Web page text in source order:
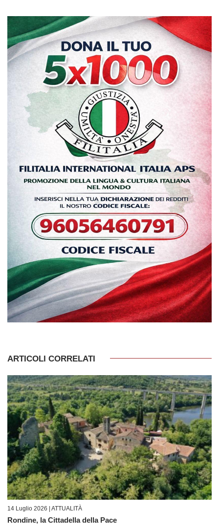
ARTICOLI CORRELATI
14 Luglio 2026 | ATTUALITÀ
Rondine, la Cittadella della Pace